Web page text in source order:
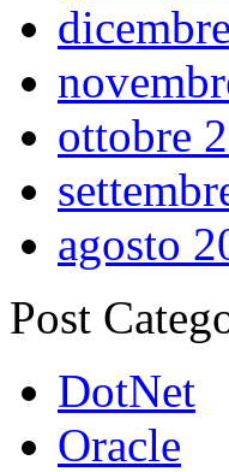
ottobre
agosto
Post
DotNet
Oracle